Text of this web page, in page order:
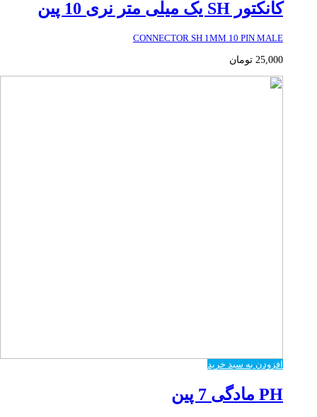
کانکتور SH یک میلی متر نری 10 پین
CONNECTOR SH 1MM 10 PIN MALE
25,000 تومان
افزودن به سبد خرید
PH مادگی 7 پین